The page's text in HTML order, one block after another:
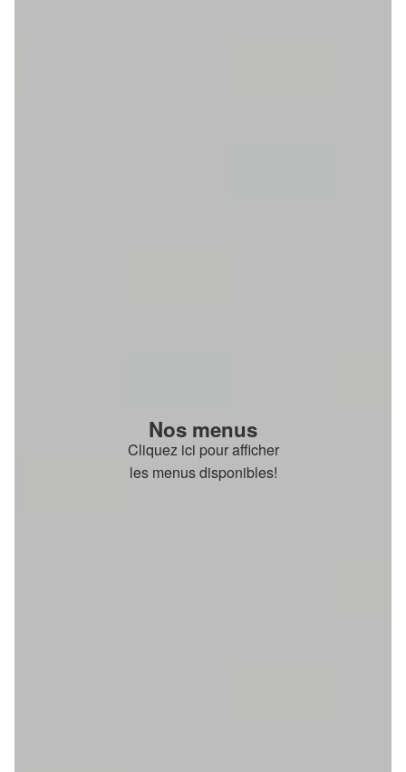
Nos menus
Cliquez ici pour afficher
les menus disponibles!